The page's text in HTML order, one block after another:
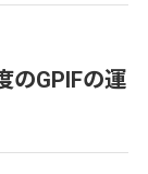
GPIFの運